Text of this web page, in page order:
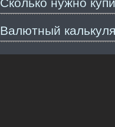
Cколько нужно
Валютный